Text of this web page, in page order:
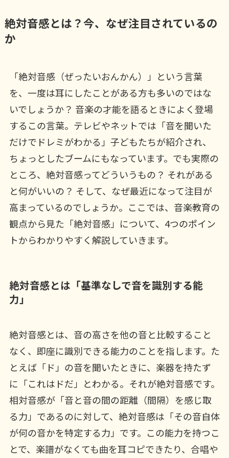
絶対音感とは？今、なぜ注目されているの
か
「絶対音感（ぜったいおんかん）」という言葉
を、一度は耳にしたことがある方も多いのではな
いでしょうか？ 音楽の才能を語るときによく登場
するこの言葉。テレビやネットでは「音を聞いた
だけでドレミがわかる」子どもたちが紹介され、
ちょっとしたブームにもなっています。でも実際の
ところ、絶対音感ってどういうもの？ それがある
と何がいいの？ そして、なぜ最近になって注目が
高まっているのでしょうか。ここでは、音楽教育の
観点から見た「絶対音感」について、4つのポイン
トからわかりやすく解説していきます。
絶対音感とは「基準なしで音を識別する能
力」
絶対音感とは、音の高さを他の音と比較すること
なく、即座に識別できる能力のことを指します。た
とえば「ド」の音を聞いたときに、楽器を持たず
に「これはドだ」とわかる。それが絶対音感です。
相対音感が「音と音の間の距離（間隔）を感じ取
る力」であるのに対して、絶対音感は「その音自体
が何の音かを特定する力」です。この能力を持つこ
とで、楽譜がなくても曲を耳コピできたり、合唱や